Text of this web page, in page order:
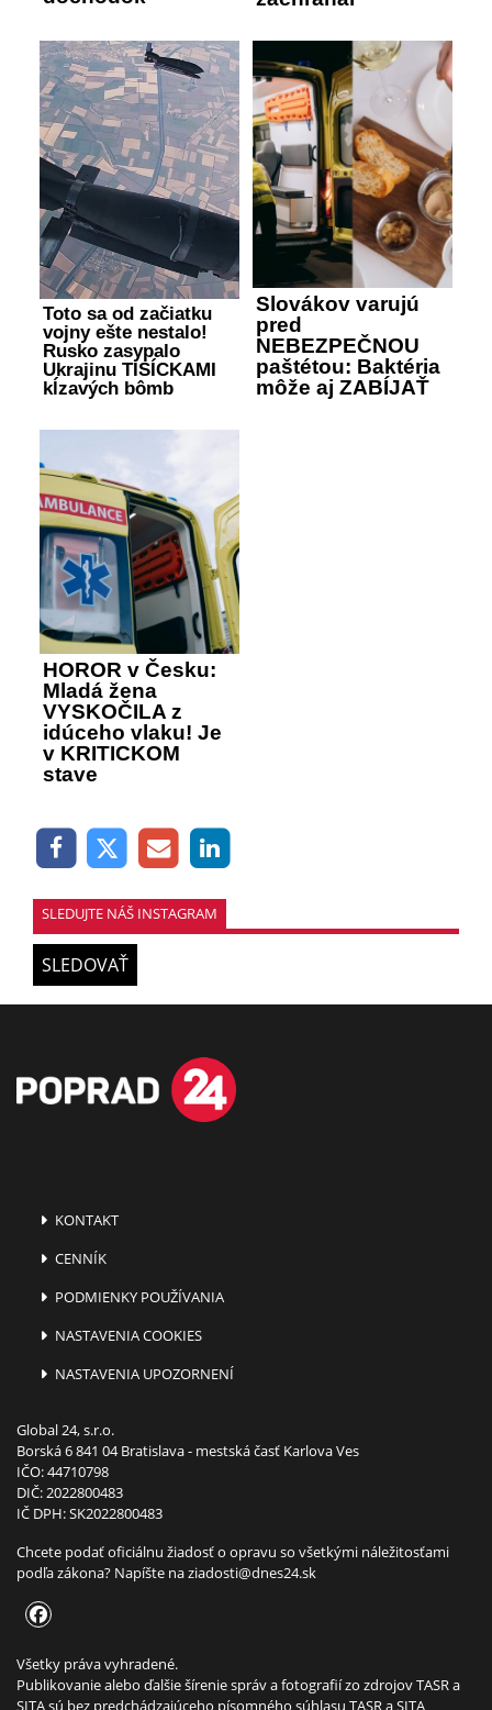
Toto sa od začiatku
vojny ešte nestalo!
Rusko zasypalo
Ukrajinu TISÍCKAMI
kĺzavých bômb
Slovákov varujú
pred
NEBEZPEČNOU
paštétou: Baktéria
môže aj ZABÍJAŤ
HOROR v Česku:
Mladá žena
VYSKOČILA z
idúceho vlaku! Je
v KRITICKOM
stave
SLEDUJTE NÁŠ INSTAGRAM
SLEDOVAŤ
KONTAKT
CENNÍK
PODMIENKY POUŽÍVANIA
NASTAVENIA COOKIES
NASTAVENIA UPOZORNENÍ
Global 24, s.r.o.
Borská 6 841 04 Bratislava - mestská časť Karlova Ves
IČO: 44710798
DIČ: 2022800483
IČ DPH: SK2022800483
Chcete podať oficiálnu žiadosť o opravu so všetkými náležitosťami
podľa zákona? Napíšte naziadosti@dnes24.sk
Všetky práva vyhradené.
Publikovanie alebo ďalšie šírenie správ a fotografií zo zdrojov TASR a
SITA sú bez predchádzajúceho písomného súhlasu TASR a SITA